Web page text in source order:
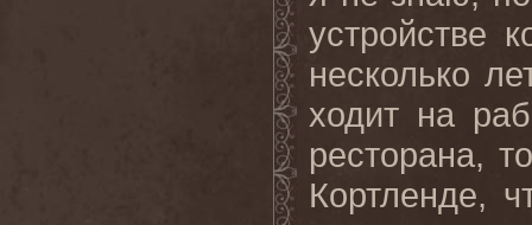
устройстве
несколько
ходит на
ресторана,
Кортленде,